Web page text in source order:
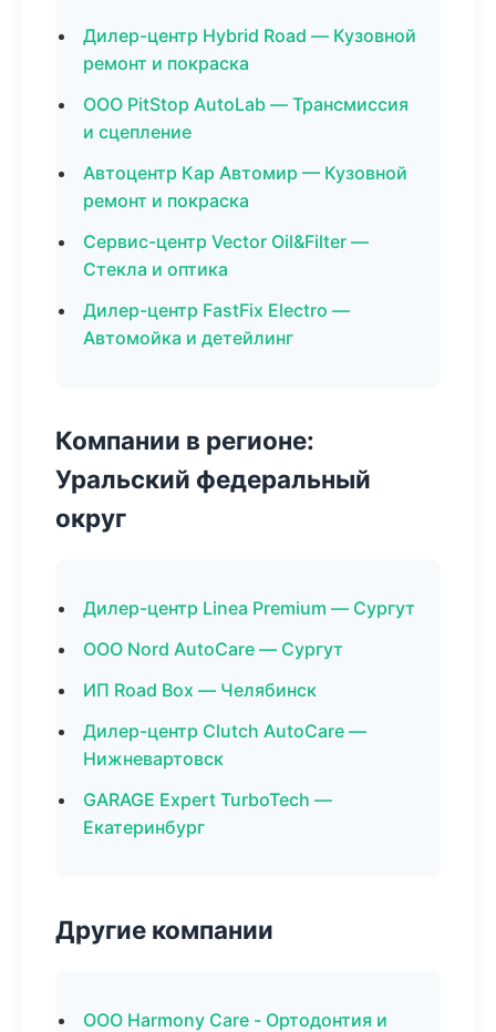
Дилер-центр Hybrid Road — Кузовной
ремонт и покраска
ООО PitStop AutoLab — Трансмиссия
и сцепление
Автоцентр Кар Автомир — Кузовной
ремонт и покраска
Сервис-центр Vector Oil&Filter —
Стекла и оптика
Дилер-центр FastFix Electro —
Автомойка и детейлинг
Компании в регионе:
Уральский федеральный
округ
Дилер-центр Linea Premium — Сургут
ООО Nord AutoCare — Сургут
ИП Road Box — Челябинск
Дилер-центр Clutch AutoCare —
Нижневартовск
GARAGE Expert TurboTech —
Екатеринбург
Другие компании
ООО Harmony Care - Ортодонтия и